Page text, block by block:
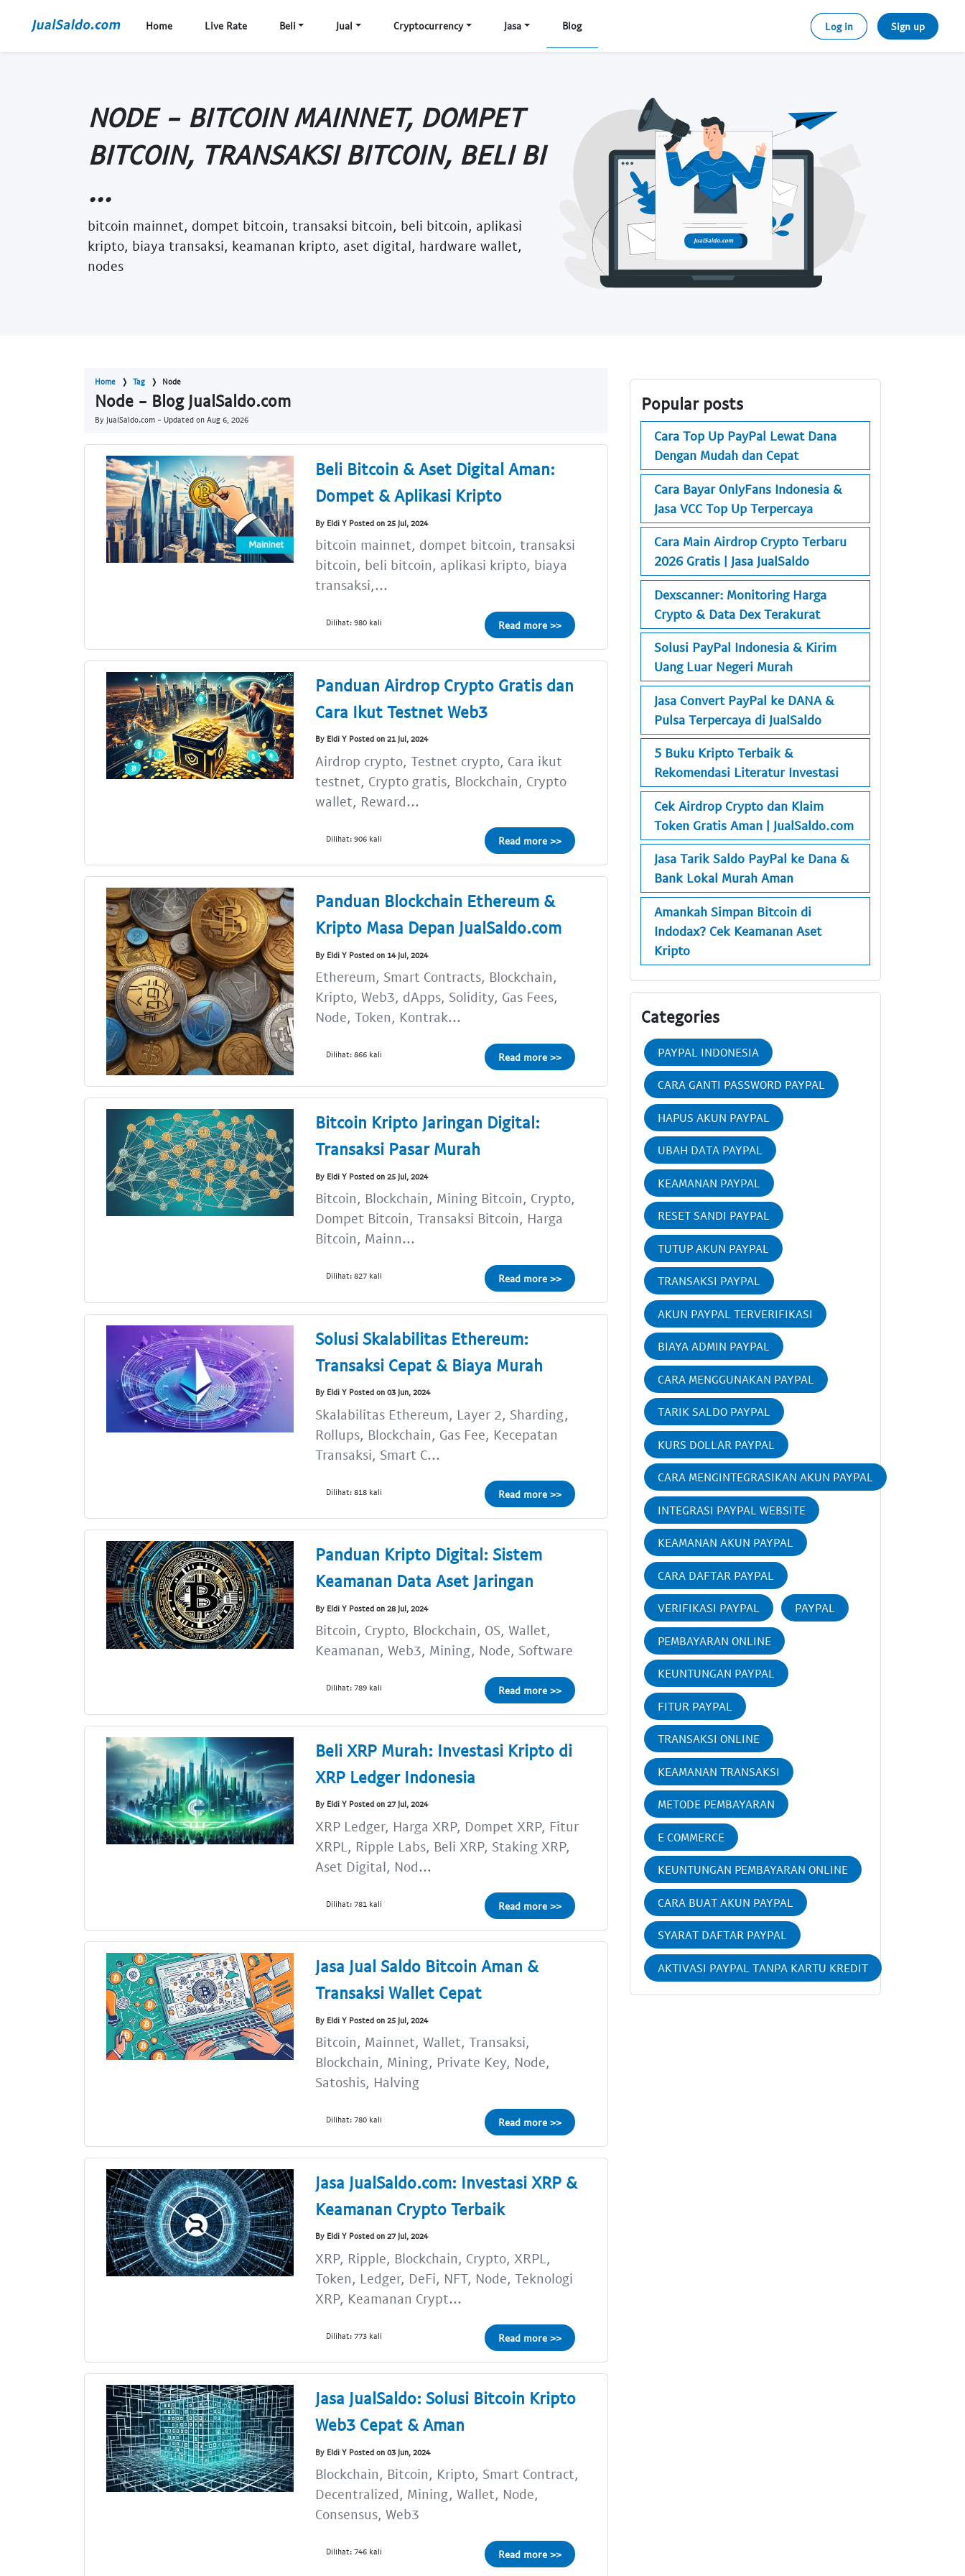
Home Live Rate Beli Jual Cryptocurrency Jasa Blog Log in Sign up
NODE - BITCOIN MAINNET, DOMPET
BITCOIN, TRANSAKSI BITCOIN, BELI BI
...
bitcoin mainnet, dompet bitcoin, transaksi bitcoin, beli bitcoin, aplikasi
kripto, biaya transaksi, keamanan kripto, aset digital, hardware wallet,
nodes
Home Tag Node
Node - Blog JualSaldo.com
By JualSaldo.com - Updated on Aug 6, 2026
Beli Bitcoin & Aset Digital Aman:
Dompet & Aplikasi Kripto
By Eldi Y Posted on 25 Jul, 2024
bitcoin mainnet, dompet bitcoin, transaksi
bitcoin, beli bitcoin, aplikasi kripto, biaya
transaksi,...
Dilihat: 980 kali Read more >>
Panduan Airdrop Crypto Gratis dan
Cara Ikut Testnet Web3
By Eldi Y Posted on 21 Jul, 2024
Airdrop crypto, Testnet crypto, Cara ikut
testnet, Crypto gratis, Blockchain, Crypto
wallet, Reward...
Dilihat: 906 kali Read more >>
Panduan Blockchain Ethereum &
Kripto Masa Depan JualSaldo.com
By Eldi Y Posted on 14 Jul, 2024
Ethereum, Smart Contracts, Blockchain,
Kripto, Web3, dApps, Solidity, Gas Fees,
Node, Token, Kontrak...
Dilihat: 866 kali Read more >>
Bitcoin Kripto Jaringan Digital:
Transaksi Pasar Murah
By Eldi Y Posted on 25 Jul, 2024
Bitcoin, Blockchain, Mining Bitcoin, Crypto,
Dompet Bitcoin, Transaksi Bitcoin, Harga
Bitcoin, Mainn...
Dilihat: 827 kali Read more >>
Solusi Skalabilitas Ethereum:
Transaksi Cepat & Biaya Murah
By Eldi Y Posted on 03 Jun, 2024
Skalabilitas Ethereum, Layer 2, Sharding,
Rollups, Blockchain, Gas Fee, Kecepatan
Transaksi, Smart C...
Dilihat: 818 kali Read more >>
Panduan Kripto Digital: Sistem
Keamanan Data Aset Jaringan
By Eldi Y Posted on 28 Jul, 2024
Bitcoin, Crypto, Blockchain, OS, Wallet,
Keamanan, Web3, Mining, Node, Software
Dilihat: 789 kali Read more >>
Beli XRP Murah: Investasi Kripto di
XRP Ledger Indonesia
By Eldi Y Posted on 27 Jul, 2024
XRP Ledger, Harga XRP, Dompet XRP, Fitur
XRPL, Ripple Labs, Beli XRP, Staking XRP,
Aset Digital, Nod...
Dilihat: 781 kali Read more >>
Jasa Jual Saldo Bitcoin Aman &
Transaksi Wallet Cepat
By Eldi Y Posted on 25 Jul, 2024
Bitcoin, Mainnet, Wallet, Transaksi,
Blockchain, Mining, Private Key, Node,
Satoshis, Halving
Dilihat: 780 kali Read more >>
Jasa JualSaldo.com: Investasi XRP &
Keamanan Crypto Terbaik
By Eldi Y Posted on 27 Jul, 2024
XRP, Ripple, Blockchain, Crypto, XRPL,
Token, Ledger, DeFi, NFT, Node, Teknologi
XRP, Keamanan Crypt...
Dilihat: 773 kali Read more >>
Jasa JualSaldo: Solusi Bitcoin Kripto
Web3 Cepat & Aman
By Eldi Y Posted on 03 Jun, 2024
Blockchain, Bitcoin, Kripto, Smart Contract,
Decentralized, Mining, Wallet, Node,
Consensus, Web3
Dilihat: 746 kali Read more >>
Popular posts
Cara Top Up PayPal Lewat Dana
Dengan Mudah dan Cepat
Cara Bayar OnlyFans Indonesia &
Jasa VCC Top Up Terpercaya
Cara Main Airdrop Crypto Terbaru
2026 Gratis | Jasa JualSaldo
Dexscanner: Monitoring Harga
Crypto & Data Dex Terakurat
Solusi PayPal Indonesia & Kirim
Uang Luar Negeri Murah
Jasa Convert PayPal ke DANA &
Pulsa Terpercaya di JualSaldo
5 Buku Kripto Terbaik &
Rekomendasi Literatur Investasi
Cek Airdrop Crypto dan Klaim
Token Gratis Aman | JualSaldo.com
Jasa Tarik Saldo PayPal ke Dana &
Bank Lokal Murah Aman
Amankah Simpan Bitcoin di
Indodax? Cek Keamanan Aset
Kripto
Categories
PAYPAL INDONESIA
CARA GANTI PASSWORD PAYPAL
HAPUS AKUN PAYPAL
UBAH DATA PAYPAL
KEAMANAN PAYPAL
RESET SANDI PAYPAL
TUTUP AKUN PAYPAL
TRANSAKSI PAYPAL
AKUN PAYPAL TERVERIFIKASI
BIAYA ADMIN PAYPAL
CARA MENGGUNAKAN PAYPAL
TARIK SALDO PAYPAL
KURS DOLLAR PAYPAL
CARA MENGINTEGRASIKAN AKUN PAYPAL
INTEGRASI PAYPAL WEBSITE
KEAMANAN AKUN PAYPAL
CARA DAFTAR PAYPAL
VERIFIKASI PAYPAL PAYPAL
PEMBAYARAN ONLINE
KEUNTUNGAN PAYPAL
FITUR PAYPAL
TRANSAKSI ONLINE
KEAMANAN TRANSAKSI
METODE PEMBAYARAN
E COMMERCE
KEUNTUNGAN PEMBAYARAN ONLINE
CARA BUAT AKUN PAYPAL
SYARAT DAFTAR PAYPAL
AKTIVASI PAYPAL TANPA KARTU KREDIT